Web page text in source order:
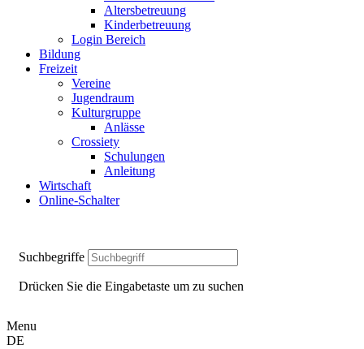
Altersbetreuung
Kinderbetreuung
Login Bereich
Bildung
Freizeit
Vereine
Jugendraum
Kulturgruppe
Anlässe
Crossiety
Schulungen
Anleitung
Wirtschaft
Online-Schalter
Suchbegriffe
Drücken Sie die Eingabetaste um zu suchen
Menu
DE